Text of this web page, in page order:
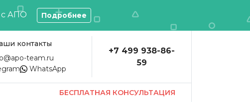
с АПО Подробнее
контакты
team.ru
WhatsApp
+7 499 938-86-
59
БЕСПЛАТНАЯ КОНСУЛЬТАЦИЯ